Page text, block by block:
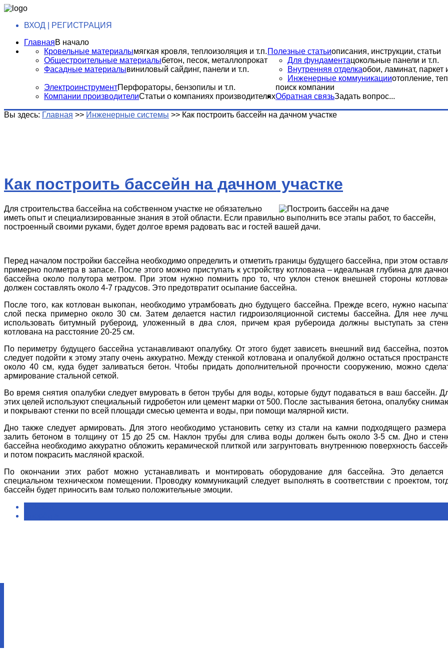
ВХОД | РЕГИСТРАЦИЯ
ГлавнаяВ начало
Полезные статьиописания, инструкции, статьи
Кровельные материалымягкая кровля, теплоизоляция и т.п.
Общестроительные материалыбетон, песок, металлопрокат
Фасадные материалывиниловый сайдинг, панели и т.п.
Для фундаментацокольные панели и т.п.
Внутренняя отделкаобои, ламинат, паркет
Инженерные коммуникацииотопление,
ЭлектроинструментПерфораторы, бензопилы и т.п.
Компании производителиСтатьи о компаниях производителях
поиск компании
Обратная связьЗадать вопрос...
Вы здесь: Главная >> Инженерные системы >> Как построить бассейн на дачном участке
Как построить бассейн на дачном участке
Для строительства бассейна на собственном участке не обязательно
иметь опыт и специализированные знания в этой области. Если правильно выполнить все этапы работ, то бассейн,
построенный своими руками, будет долгое время радовать вас и гостей вашей дачи.
Перед началом постройки бассейна необходимо определить и отметить границы будущего бассейна, при этом
примерно полметра в запасе. После этого можно приступать к устройству котлована – идеальная глубина для
бассейна около полутора метром. При этом нужно помнить про то, что уклон стенок внешней стороны
должен составлять около 4-7 градусов. Это предотвратит осыпание бассейна.
После того, как котлован выкопан, необходимо утрамбовать дно будущего бассейна. Прежде всего, нужно
слой песка примерно около 30 см. Затем делается настил гидроизоляционной системы бассейна. Для нее
использовать битумный рубероид, уложенный в два слоя, причем края рубероида должны выступать за
котлована на расстояние 20-25 см.
По периметру будущего бассейна устанавливают опалубку. От этого будет зависеть внешний вид бассейна,
следует подойти к этому этапу очень аккуратно. Между стенкой котлована и опалубкой должно остаться
около 40 см, куда будет заливаться бетон. Чтобы придать дополнительной прочности сооружению, можно
армирование стальной сеткой.
Во время снятия опалубки следует вмуровать в бетон трубы для воды, которые будут подаваться в ваш бассейн.
этих целей используют специальный гидробетон или цемент марки от 500. После застывания бетона, опалубку
и покрывают стенки по всей площади смесью цемента и воды, при помощи малярной кисти.
Дно также следует армировать. Для этого необходимо установить сетку из стали на камни подходящего
залить бетоном в толщину от 15 до 25 см. Наклон трубы для слива воды должен быть около 3-5 см. Дно и
бассейна необходимо аккуратно обложить керамической плиткой или загрунтовать внутреннюю поверхность
и потом покрасить масляной краской.
По окончании этих работ можно устанавливать и монтировать оборудование для бассейна. Это
специальном техническом помещении. Проводку коммуникаций следует выполнять в соответствии с проектом,
бассейн будет приносить вам только положительные эмоции.